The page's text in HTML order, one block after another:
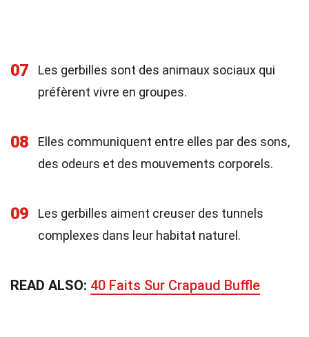
07
Les gerbilles sont des animaux sociaux qui
préfèrent vivre en groupes.
08
Elles communiquent entre elles par des sons,
des odeurs et des mouvements corporels.
09
Les gerbilles aiment creuser des tunnels
complexes dans leur habitat naturel.
READ ALSO: 40 Faits Sur Crapaud Buffle